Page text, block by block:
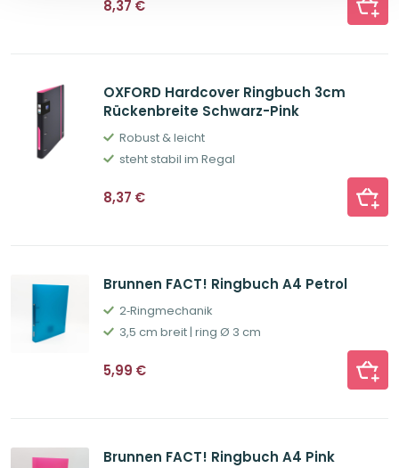
8,37 €
OXFORD Hardcover Ringbuch 3cm
Rückenbreite Schwarz-Pink
Robust & leicht
steht stabil im Regal
8,37 €
Brunnen FACT! Ringbuch A4 Petrol
2‐Ringmechanik
3,5 cm breit | ring Ø 3 cm
5,99 €
Brunnen FACT! Ringbuch A4 Pink